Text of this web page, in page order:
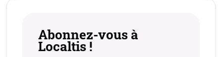
Abonnez-vous à
Localtis !